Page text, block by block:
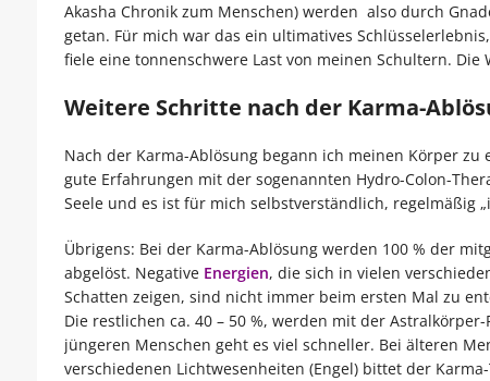
Akasha Chronik zum Menschen) werden also durch
getan. Für mich war das ein ultimatives
fiele eine tonnenschwere Last von meinen Schultern.
Weitere Schritte nach der Karma-
Nach der Karma-Ablösung begann ich meinen Körper
gute Erfahrungen mit der sogenannten Hydro-Colon-
Seele und es ist für mich selbstverständlich, regelmäßig
Übrigens: Bei der Karma-Ablösung werden 100 % der
abgelöst. Negative Energien, die sich in vielen
Schatten zeigen, sind nicht immer beim ersten Mal zu
Die restlichen ca. 40 – 50 %, werden mit der
jüngeren Menschen geht es viel schneller. Bei älteren
verschiedenen Lichtwesenheiten (Engel) bittet der